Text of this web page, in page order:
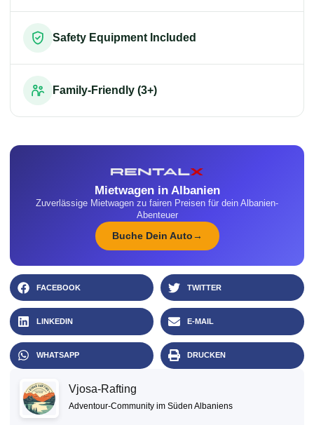
Safety Equipment Included
Family-Friendly (3+)
Mietwagen in Albanien
Zuverlässige Mietwagen zu fairen Preisen für dein Albanien-
Abenteuer
Buche Dein Auto
FACEBOOK TWITTER
LINKEDIN E-MAIL
WHATSAPP DRUCKEN
Vjosa-Rafting
Adventour-Community im Süden Albaniens